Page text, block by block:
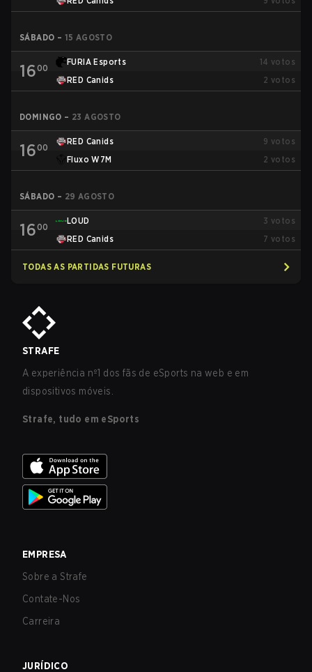
SÁBADO – 15 AGOSTO
1600
FURIA Esports 14 votos
RED Canids
2 votos
DOMINGO – 23 AGOSTO
1600
RED Canids 9 votos
Fluxo W7M
2 votos
SÁBADO – 29 AGOSTO
1600
LOUD 3 votos
RED Canids
7 votos
TODAS AS PARTIDAS FUTURAS
STRAFE
A experiência nº1 dos fãs de eSports na web e em
dispositivos móveis.
Strafe, tudo em eSports
EMPRESA
Sobre a Strafe
Contate-Nos
Carreira
JURÍDICO